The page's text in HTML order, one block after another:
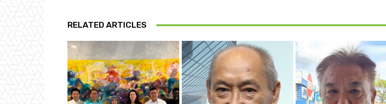
RELATED ARTICLES